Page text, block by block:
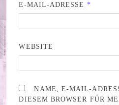
E-MAIL-ADRESSE *
WEBSITE
NAME, E-MAIL-
DIESEM BROWSER FÜR